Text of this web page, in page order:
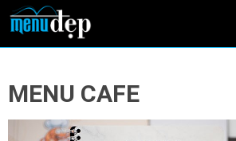
MENU CAFE